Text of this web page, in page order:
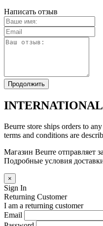
Написать отзыв
Продолжить
Beurre store ships orders to
terms and conditions are
Магазин Beurre отправляет
Подробные условия
×
Sign In
Returning Customer
I am a returning customer
Email